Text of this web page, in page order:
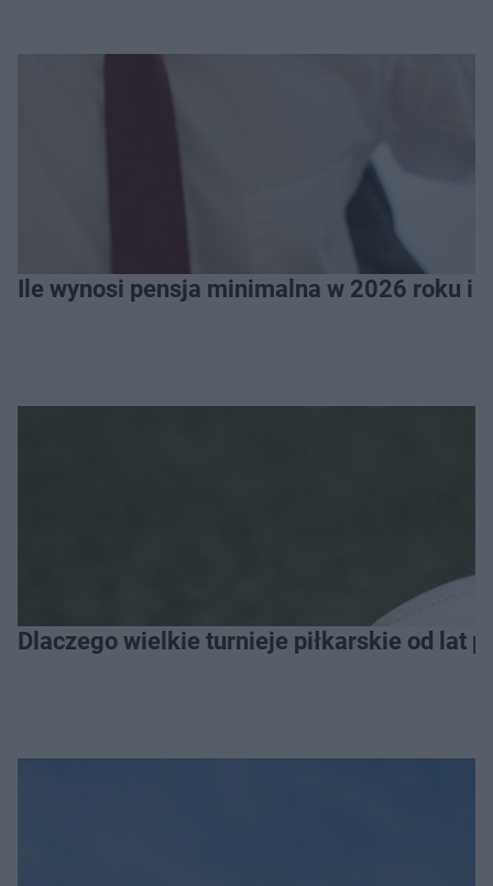
Ile wynosi pensja minimalna w 2026 roku i
Dlaczego wielkie turnieje piłkarskie od lat